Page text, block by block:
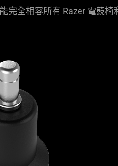
完全相容所有 Razer 電競椅